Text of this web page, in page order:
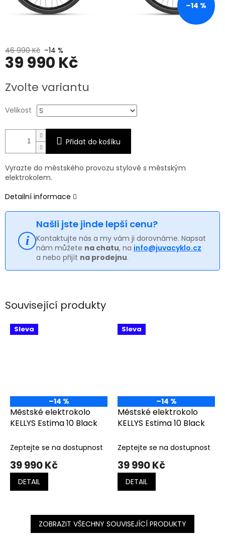
–14 %
46 990 Kč –14 %
39 990 Kč
cena:
Zvolte variantu
Velikost
Přidat do košíku
Vyrazte do městského provozu stylově s městským
elektrokolem.
Detailní informace
Našli jste jinde lepší cenu?
Kontaktujte nás a my vám ji dorovnáme. Napsat
nám můžete na chatu, na info@juvacyklo.cz
a nebo přijít na prodejnu.
Související produkty
Sleva
–14 %
Městské elektrokolo
KELLYS Estima 10 Black
Zeptejte se na dostupnost
39 990 Kč
DETAIL
Sleva
–14 %
Městské elektrokolo
KELLYS Estima 10 Black
Zeptejte se na dostupnost
39 990 Kč
DETAIL
ZOBRAZIT VŠECHNY SOUVISEJÍCÍ PRODUKTY